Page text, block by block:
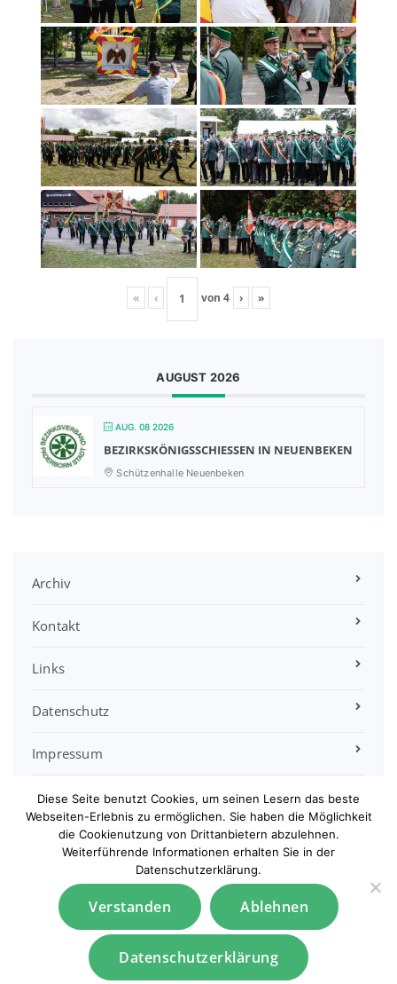
« ‹ von4 › »
AUGUST 2026
AUG. 08 2026
BEZIRKSKÖNIGSSCHIESSEN IN NEUENBEKEN
Schützenhalle Neuenbeken
Archiv
Kontakt
Links
Datenschutz
Impressum
Satzung
Sitemap
Copyright © 2026 Bezirksverband Paderborn-Stadt e.V.
Diese Seite benutzt Cookies, um seinen Lesern das beste
Webseiten-Erlebnis zu ermöglichen. Sie haben die Möglichkeit
die Cookienutzung von Drittanbietern abzulehnen.
Weiterführende Informationen erhalten Sie in der
Datenschutzerklärung.
Verstanden Ablehnen
Datenschutzerklärung